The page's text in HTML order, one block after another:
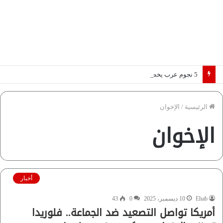
الرئيسية / الإخوان
الإخوان
أخبار
Ehab 10 ديسمبر، 2025 0
43
أمريكا تواصل التصعيد ضد الجماعة.. فلوريدا